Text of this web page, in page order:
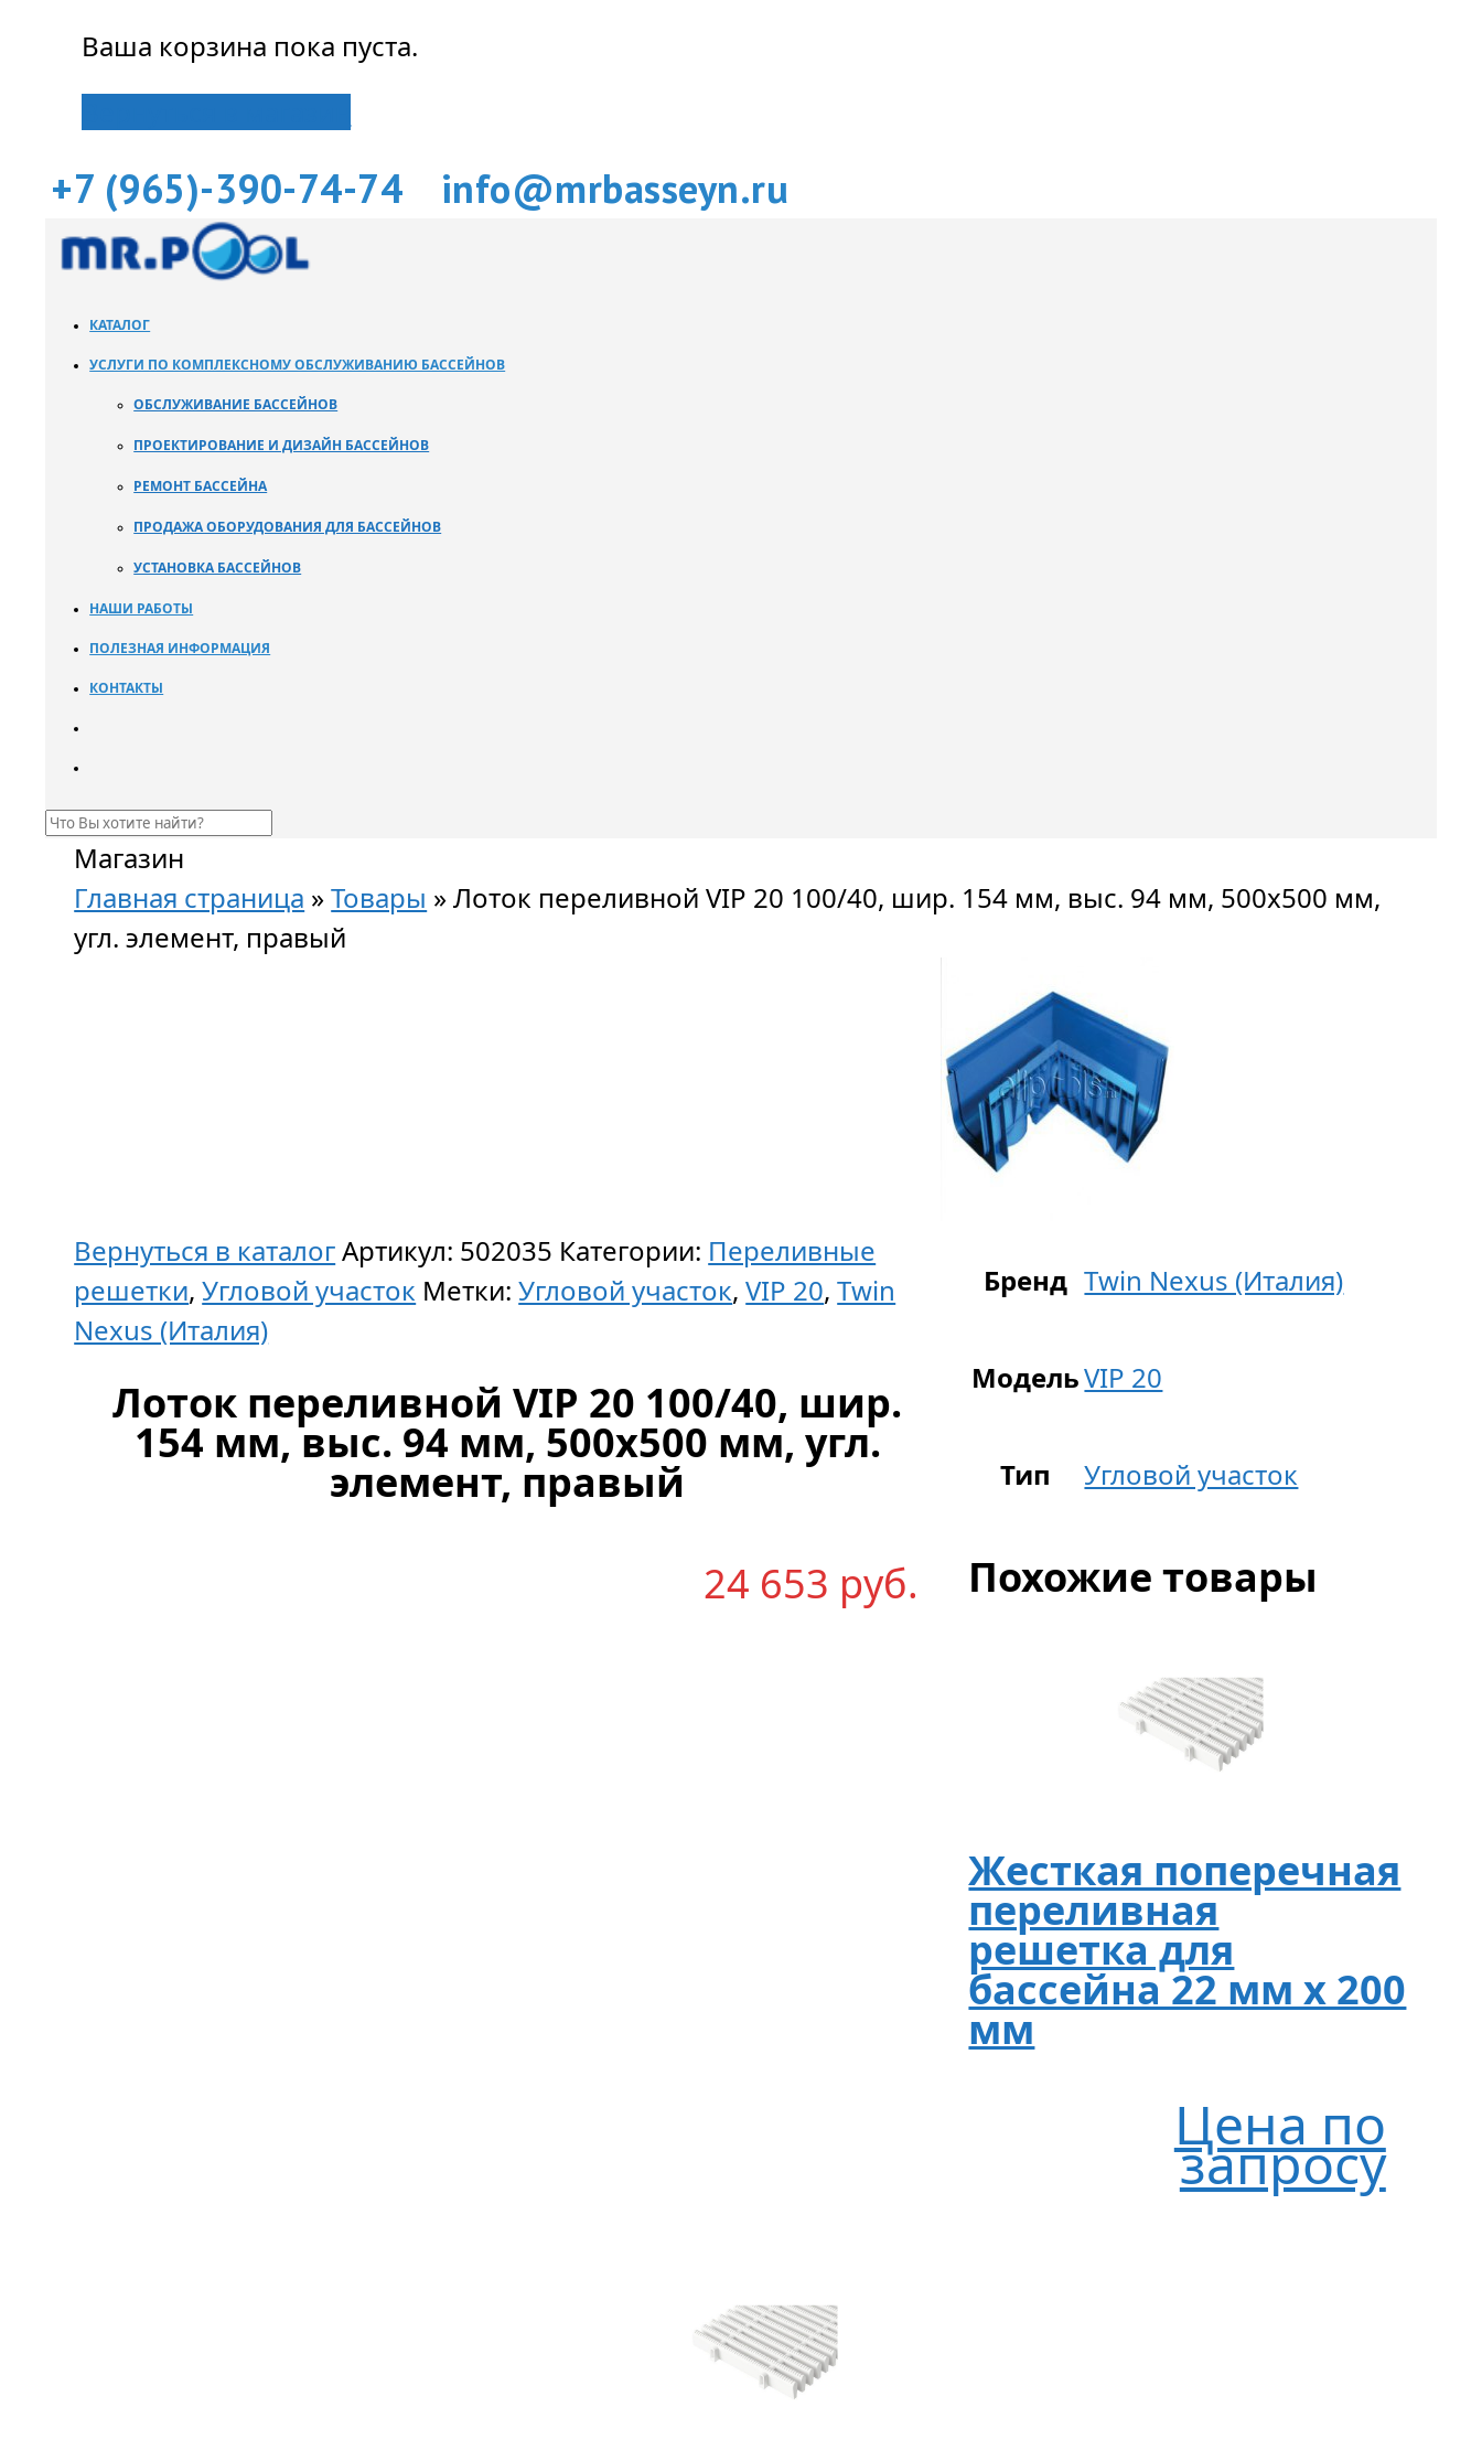
Ваша корзина пока пуста.
+7 (965)-390-74-74 info@mrbasseyn.ru
КАТАЛОГ
УСЛУГИ ПО КОМПЛЕКСНОМУ ОБСЛУЖИВАНИЮ БАССЕЙНОВ
ОБСЛУЖИВАНИЕ БАССЕЙНОВ
ПРОЕКТИРОВАНИЕ И ДИЗАЙН БАССЕЙНОВ
РЕМОНТ БАССЕЙНА
ПРОДАЖА ОБОРУДОВАНИЯ ДЛЯ БАССЕЙНОВ
УСТАНОВКА БАССЕЙНОВ
НАШИ РАБОТЫ
ПОЛЕЗНАЯ ИНФОРМАЦИЯ
КОНТАКТЫ
Магазин
Главная страница »Товары »Лоток переливной VIP 20 100/40, шир. 154 мм, выс. 94 мм, 500х500 мм,
угл. элемент, правый
Вернуться в каталогАртикул: 502035 Категории: Переливные
решетки,Угловой участок Метки:Угловой участок,VIP 20,Twin
Nexus (Италия)
Лоток переливной VIP 20 100/40, шир.
154 мм, выс. 94 мм, 500х500 мм, угл.
элемент, правый
24 653 руб.
Бренд Twin Nexus (Италия)
МодельVIP 20
Тип Угловой участок
Похожие товары
Жесткая поперечная
переливная
решетка для
бассейна 22 мм х 200
мм
Цена по
запросу